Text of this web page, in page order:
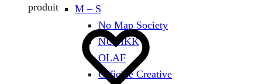
M – S
No Map Society
NUBIKK
OLAF
Officine Creative
produit